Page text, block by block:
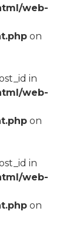
web-
on
in
web-
on
in
web-
on